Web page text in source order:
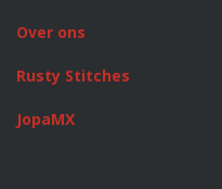
Over ons
Rusty Stitches
JopaMX